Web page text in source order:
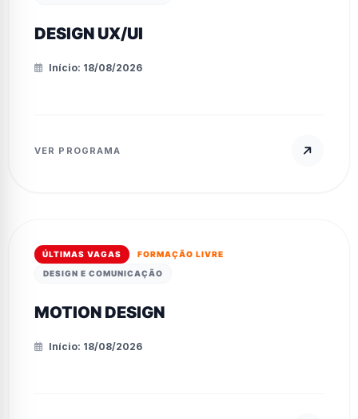
DESIGN UX/UI
Início: 18/08/2026
VER PROGRAMA
ÚLTIMAS VAGAS
FORMAÇÃO LIVRE
DESIGN E COMUNICAÇÃO
MOTION DESIGN
Início: 18/08/2026